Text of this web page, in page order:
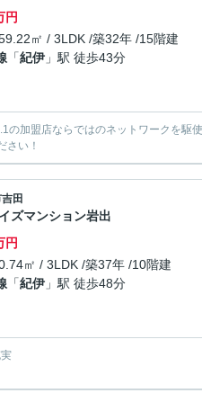
円
㎡ / 3LDK /築32年 /15階建
「紀伊 」駅 徒歩43分
の加盟店ならではのネットワークを
さい！
吉田
ズマンション岩出
円
㎡ / 3LDK /築37年 /10階建
「紀伊 」駅 徒歩48分
実